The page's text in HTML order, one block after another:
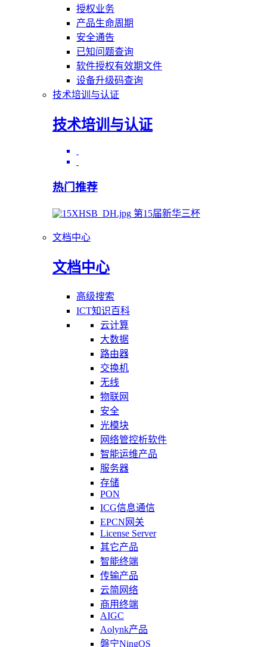
授权业务
产品生命周期
安全通告
已知问题查询
软件授权有效期文件
设备升级码查询
技术培训与认证
技术培训与认证
热门推荐
第15届新华三杯
文档中心
文档中心
高级搜索
ICT知识百科
云计算
大数据
路由器
交换机
无线
物联网
安全
光模块
网络管控析软件
智能运维产品
服务器
存储
PON
ICG信息通信
EPCN网关
License Server
其它产品
智能终端
传输产品
云简网络
商用终端
AIGC
Aolynk产品
磐宁NingOS